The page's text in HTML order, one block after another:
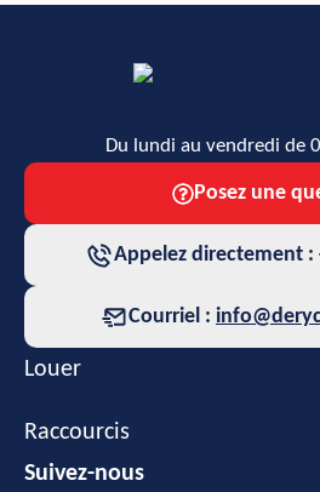
Du lundi au vendredi de
Posez une
Appelez directement :
Courriel :
Louer
Raccourcis
Suivez-nous